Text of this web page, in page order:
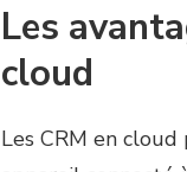
Les
cloud
Les CRM en